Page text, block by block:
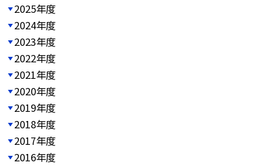
2025年度
2024年度
2023年度
2022年度
2021年度
2020年度
2019年度
2018年度
2017年度
2016年度